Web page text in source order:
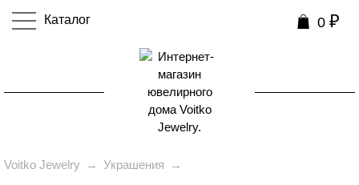
Каталог 0 ₽
Voitko Jewelry → Украшения →